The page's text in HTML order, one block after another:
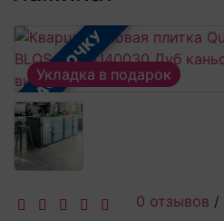
В РАССРОЧКУ
Укладка в подарок
0 отзывов /